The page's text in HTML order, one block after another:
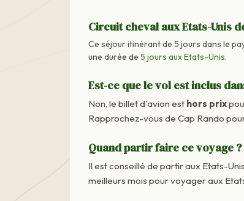
Circuit cheval aux Etats-Unis
Ce séjour itinérant de 5 jours dans le
une durée de 5 jours aux Etats-Unis.
Est-ce que le vol est inclus
Non, le billet d'avion est hors prix
Rapprochez-vous de Cap Rando
Quand partir faire ce voyage ?
Il est conseillé de partir aux Etats-
meilleurs mois pour voyager aux